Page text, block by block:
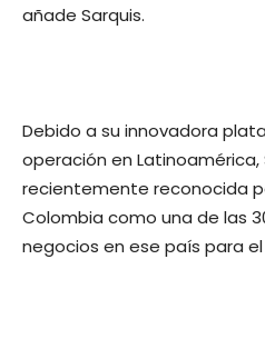
añade Sarquis.
Debido a su innovadora
operación en Latinoamérica,
recientemente reconocida
Colombia como una de las
negocios en ese país para el